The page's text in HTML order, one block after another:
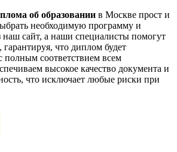
об образовании в Москве прост и
необходимую программу и
наш сайт, а наши специалисты помогут
что диплом будет
полным соответствием всем
высокое качество документа и
что исключает любые риски при